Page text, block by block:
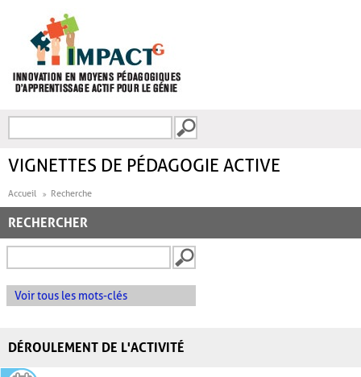
FORMULAIRE DE
VIGNETTES DE PÉDAGOGIE ACTIVE
Accueil Recherche
RECHERCHER
Voir tous les mots-clés
DÉROULEMENT DE L'ACTIVITÉ